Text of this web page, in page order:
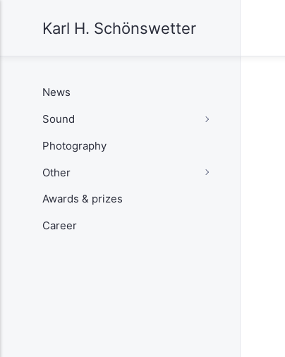
Karl H. Schönswetter
News
Sound
Photography
Other
Awards & prizes
Career